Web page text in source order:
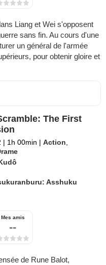
Liang et Wei s'opposent
sans fin. Au cours d'une
un général de l'armée
pour obtenir gloire et
The First
| 1h 00min | Action
Asshuku
Mes amis
--
de Rune Balot,